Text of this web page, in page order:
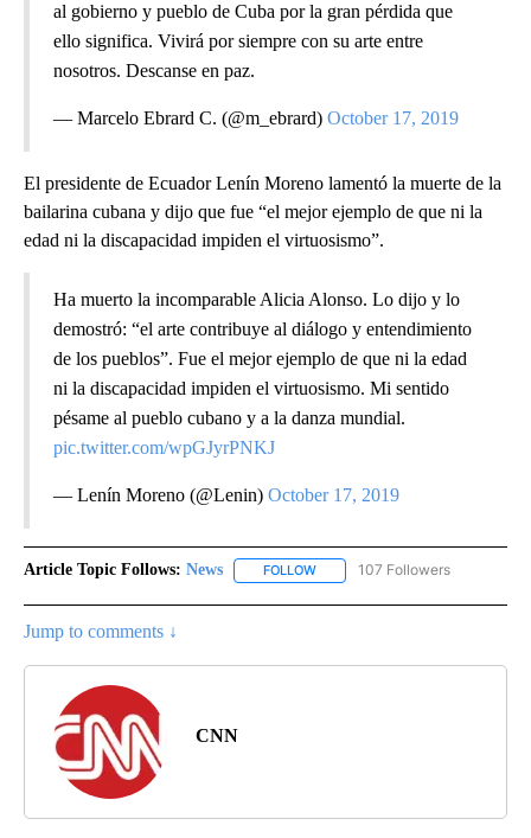
al gobierno y pueblo de Cuba por la gran pérdida que
ello significa. Vivirá por siempre con su arte entre
nosotros. Descanse en paz.
— Marcelo Ebrard C. (@m_ebrard) October 17, 2019
El presidente de Ecuador Lenín Moreno lamentó la muerte de la
bailarina cubana y dijo que fue “el mejor ejemplo de que ni la
edad ni la discapacidad impiden el virtuosismo”.
Ha muerto la incomparable Alicia Alonso. Lo dijo y lo
demostró: “el arte contribuye al diálogo y entendimiento
de los pueblos”. Fue el mejor ejemplo de que ni la edad
ni la discapacidad impiden el virtuosismo. Mi sentido
pésame al pueblo cubano y a la danza mundial.
pic.twitter.com/wpGJyrPNKJ
— Lenín Moreno (@Lenin) October 17, 2019
Article Topic Follows: News FOLLOW FOLLOW "NEWS" TO RECEIVE
107 Followers
Jump to comments ↓
CNN